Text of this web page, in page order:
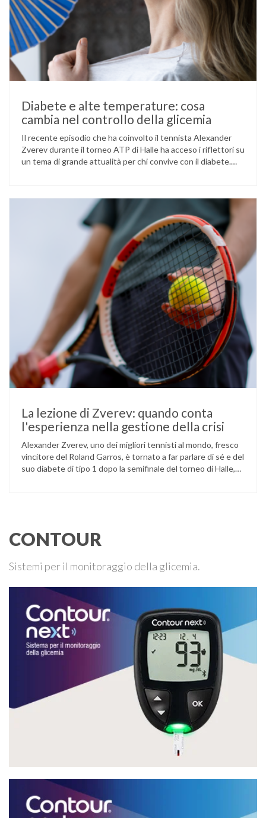
Diabete e alte temperature: cosa
cambia nel controllo della glicemia
Il recente episodio che ha coinvolto il tennista Alexander
Zverev durante il torneo ATP di Halle ha acceso i riflettori su
un tema di grande attualità per chi convive con il diabete.
glucosio lo aveva portato …
La lezione di Zverev: quando conta
l'esperienza nella gestione della crisi
Alexander Zverev, uno dei migliori tennisti al mondo, fresco
vincitore del Roland Garros, è tornato a far parlare di sé e del
suo diabete di tipo 1 dopo la semifinale del torneo di Halle,
CONTOUR
Sistemi per il monitoraggio della glicemia.